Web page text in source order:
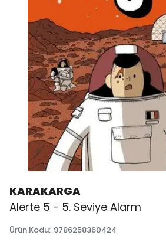
KARAKARGA
Alerte 5 - 5. Seviye Alarm
Ürün Kodu: 9786258360424